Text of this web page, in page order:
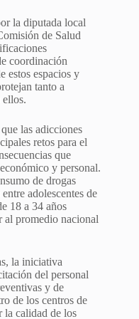
la diputada local
de Salud
coordinación
estos espacios y
tanto a
ellos.
las adicciones
retos para el
que
y personal.
de drogas
adolescentes de
18 a 34 años
al promedio nacional
la iniciativa
del personal
y de
de los centros de
la calidad de los